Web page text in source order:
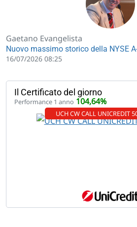
Gaetano Evangelista
Nuovo massimo storico della NYSE
16/07/2026 08:25
Il Certificato del giorno
Performance 1 anno 104,64%
UCH CW CALL UNICREDIT